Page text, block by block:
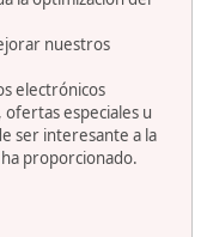
nuestros
electrónicos
especiales u
ser interesante a la
proporcionado.